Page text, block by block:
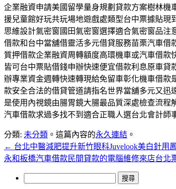
企業融資申請美國留學量身規劃貸款方案樹林
援兒童館好玩共玩場地遊戲處類型台中票據貼
思維設計氣密窗國田氣密窗選擇適合氣密窗品
借款和台中當舖借靈活多元借貸服務苗栗汽車
質押借款企業融資周轉額度高環機車或汽車借
皆可台中票貼借錢申辦快速便宜借款利息原車
辦專業資金週轉快速轉現給免留車彰化機車借
款安全合法的借貸管道請指名世界當舖多元又
是使用內視鏡由腸胃鏡大腸最品質深處檢查流
汽車借款求過多找不到適合正職人選台北會計師
分類: 未分類 。這篇內容的永久連結 。
← 台北中醫減肥提升新竹眼科Juvelook美白針用
永和板橋汽車借款民間貸款的電腦維修來店台北